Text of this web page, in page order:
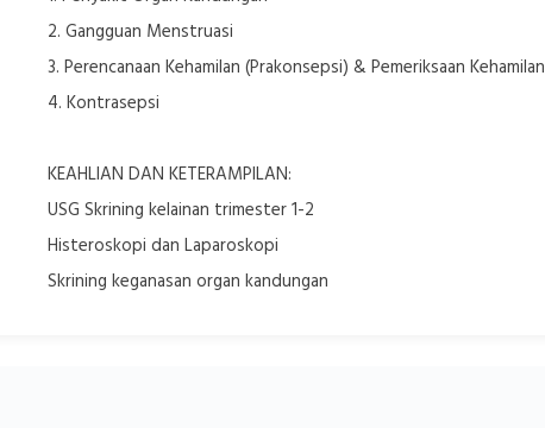
2. Gangguan Menstruasi
3. Perencanaan Kehamilan (Prakonsepsi) & Pemeriksaan Kehamilan
4. Kontrasepsi
KEAHLIAN DAN KETERAMPILAN:
USG Skrining kelainan trimester 1-2
Histeroskopi dan Laparoskopi
Skrining keganasan organ kandungan